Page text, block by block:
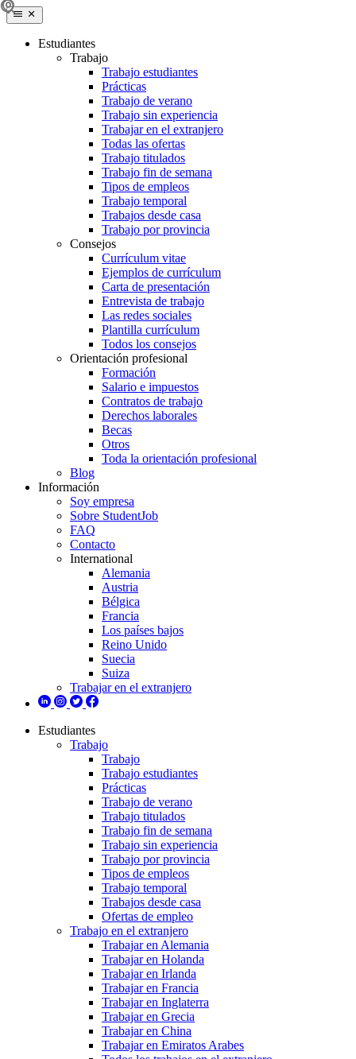
Estudiantes
Trabajo
Trabajo estudiantes
Prácticas
Trabajo de verano
Trabajo sin experiencia
Trabajar en el extranjero
Todas las ofertas
Trabajo titulados
Trabajo fin de semana
Tipos de empleos
Trabajo temporal
Trabajos desde casa
Trabajo por provincia
Consejos
Currículum vitae
Ejemplos de currículum
Carta de presentación
Entrevista de trabajo
Las redes sociales
Plantilla currículum
Todos los consejos
Orientación profesional
Formación
Salario e impuestos
Contratos de trabajo
Derechos laborales
Becas
Otros
Toda la orientación profesional
Blog
Información
Soy empresa
Sobre StudentJob
FAQ
Contacto
International
Alemania
Austria
Bélgica
Francia
Los países bajos
Reino Unido
Suecia
Suiza
Trabajar en el extranjero
Estudiantes
Trabajo
Trabajo
Trabajo estudiantes
Prácticas
Trabajo de verano
Trabajo titulados
Trabajo fin de semana
Trabajo sin experiencia
Trabajo por provincia
Tipos de empleos
Trabajo temporal
Trabajos desde casa
Ofertas de empleo
Trabajo en el extranjero
Trabajar en Alemania
Trabajar en Holanda
Trabajar en Irlanda
Trabajar en Francia
Trabajar en Inglaterra
Trabajar en Grecia
Trabajar en China
Trabajar en Emiratos Arabes